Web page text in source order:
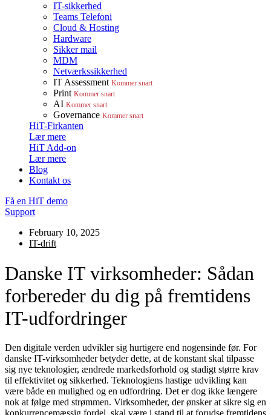
IT-sikkerhed
Teams Telefoni
Cloud & Hosting
Hardware
Sikker mail
MDM
Netværkssikkerhed
IT Assessment Kommer snart
Print Kommer snart
AI Kommer snart
Governance Kommer snart
HiT-Firkanten
Lær mere
HiT Add-on
Lær mere
Blog
Kontakt os
Få en HiT demo
Support
February 10, 2025
IT-drift
Danske IT virksomheder: Sådan
forbereder du dig på fremtidens
IT-udfordringer
Den digitale verden udvikler sig hurtigere end nogensinde før. For
danske IT-virksomheder betyder dette, at de konstant skal tilpasse
sig nye teknologier, ændrede markedsforhold og stadigt større krav
til effektivitet og sikkerhed. Teknologiens hastige udvikling kan
være både en mulighed og en udfordring. Det er dog ikke længere
nok at følge med strømmen. Virksomheder, der ønsker at sikre sig en